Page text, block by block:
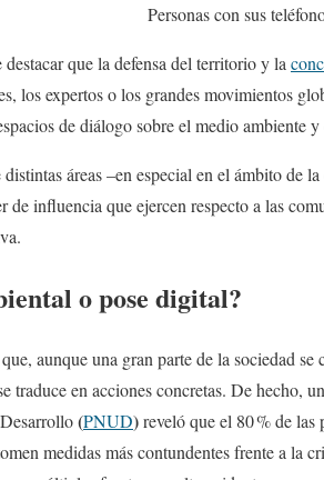
Personas con sus
que la defensa del territorio y la
los expertos o los grandes movimientos
de diálogo sobre el medio ambiente
áreas –en especial en el ámbito de
de influencia que ejercen respecto a las
o pose digital?
aunque una gran parte de la sociedad
traduce en acciones concretas. De hecho,
(PNUD)reveló que el 80 % de las
medidas más contundentes frente a la